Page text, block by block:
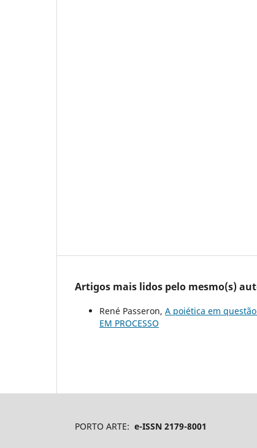
Artigos mais lidos pelo mesmo(s)
René Passeron, A poiética em questão
EM PROCESSO
PORTO ARTE: e-ISSN 2179-8001